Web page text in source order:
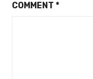
COMMENT *